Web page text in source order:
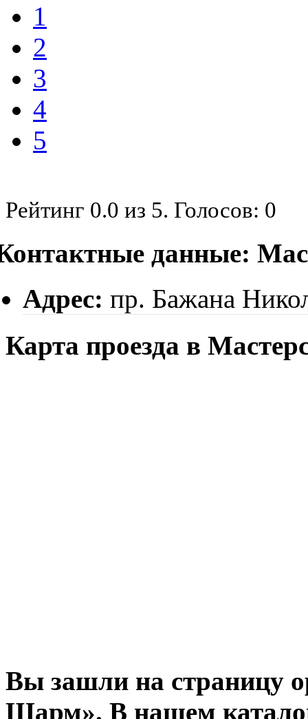
1
2
3
4
5
Рейтинг 0.0 из 5. Голосов: 0
данные:
Адрес: пр. Бажана
Карта проезда в
Вы зашли на страницу
Шарм». В нашем